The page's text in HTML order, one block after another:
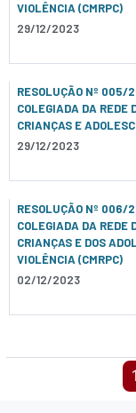
VIOLÊNCIA (CMRPC)
29/12/2023
RESOLUÇÃO Nº 005/
COLEGIADA DA REDE
CRIANÇAS E
29/12/2023
RESOLUÇÃO Nº 006/
COLEGIADA DA REDE
CRIANÇAS E DOS
VIOLÊNCIA (CMRPC)
02/12/2023
1